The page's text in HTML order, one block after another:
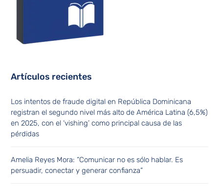
Artículos recientes
Los intentos de fraude digital en República Dominicana
registran el segundo nivel más alto de América Latina (6,5%)
en 2025, con el ‘vishing’ como principal causa de las
pérdidas
Amelia Reyes Mora: “Comunicar no es sólo hablar. Es
persuadir, conectar y generar confianza”